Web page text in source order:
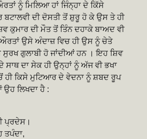
ਨੂੰ ਮਿਲਿਆ ਹਾਂ ਜਿੰਨ੍ਹਾ ਦੇ ਕਿੱਸੇ
ਬਟਾਲਵੀ ਦੀ ਦੋਸਤੀ ਤੋਂ ਸ਼ੁਰੂ ਹੋ ਕੇ ਉਸ ਤੇ ਹੀ
ਕੁਮਾਰ ਦੀ ਮੌਤ ਤੋਂ ਤਿੰਨ ਦਹਾਕੇ ਬਾਅਦ ਵੀ
ਉਸੇ ਅੰਦਾਜ਼ ਵਿਚ ਹੀ ਉਸ ਨੂੰ ਚੇਤੇ
ਸੁਰਖ ਗੁਲਾਬੀ ਹੋ ਜਾਂਦੀਆਂ ਹਨ । ਇਹ ਸ਼ਿਵ
ਸਾਥ ਦਾ ਸੇਕ ਹੀ ਉਨ੍ਹਾਂ ਨੂੰ ਅੱਜ ਵੀ ਭਖਾ
ਹੀ ਕਿਸੇ ਮੁਟਿਆਰ ਦੇ ਵੇਦਨਾ ਨੂੰ ਸ਼ਬਦ ਰੂਪ
ਲਿਖਦਾ ਹੈ :
ਪ੍ਰਦੇਸ।
ਤਪੰਦਾ,